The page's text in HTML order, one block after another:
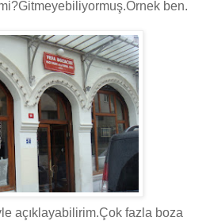
ben.
açıklayabilirim.Çok fazla boza